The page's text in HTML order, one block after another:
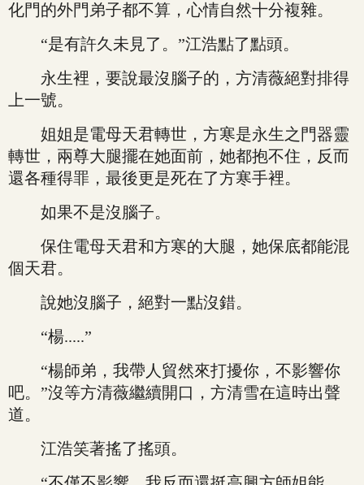
化門的外門弟子都不算，心情自然十分複雜。
“是有許久未見了。”江浩點了點頭。
永生裡，要說最沒腦子的，方清薇絕對排得
上一號。
姐姐是電母天君轉世，方寒是永生之門器靈
轉世，兩尊大腿擺在她面前，她都抱不住，反而
還各種得罪，最後更是死在了方寒手裡。
如果不是沒腦子。
保住電母天君和方寒的大腿，她保底都能混
個天君。
說她沒腦子，絕對一點沒錯。
“楊.....”
“楊師弟，我帶人貿然來打擾你，不影響你
吧。”沒等方清薇繼續開口，方清雪在這時出聲
道。
江浩笑著搖了搖頭。